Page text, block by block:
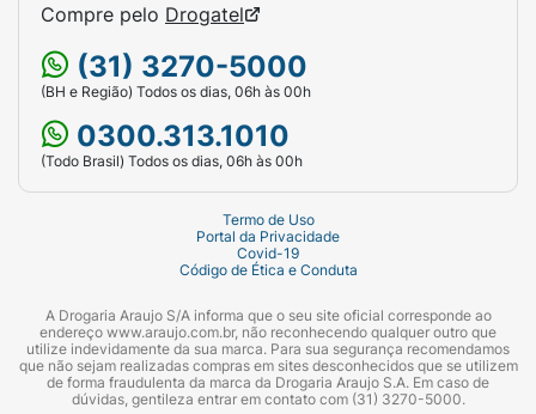
Compre pelo Drogatel
(31) 3270-5000
(BH e Região) Todos os dias, 06h às 00h
0300.313.1010
(Todo Brasil) Todos os dias, 06h às 00h
Termo de Uso
Portal da Privacidade
Covid-19
Código de Ética e Conduta
A Drogaria Araujo S/A informa que o seu site oficial corresponde ao
endereço www.araujo.com.br, não reconhecendo qualquer outro que
utilize indevidamente da sua marca. Para sua segurança recomendamos
que não sejam realizadas compras em sites desconhecidos que se utilizem
de forma fraudulenta da marca da Drogaria Araujo S.A. Em caso de
dúvidas, gentileza entrar em contato com (31) 3270-5000.